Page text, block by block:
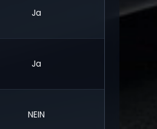
Ja ✅ Ja
Ja
NEIN